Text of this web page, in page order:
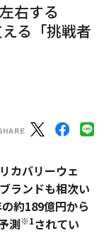
右する
える「挑戦者
カバリーウェ
ランドも相次い
約189億円から
測※1されてい